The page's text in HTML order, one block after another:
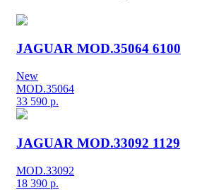
JAGUAR MOD.35064 6100
New
MOD.35064
33 590 р.
JAGUAR MOD.33092 1129
MOD.33092
18 390 р.